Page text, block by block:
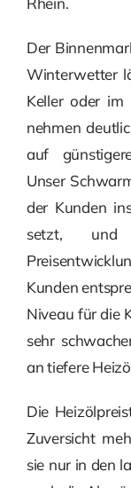
Der
Winterwetter
Keller oder im
nehmen
auf
Unser
der Kunden
setzt, und
Kunden
Niveau für die
sehr
an tiefere
Die
Zuversicht
sie nur in den